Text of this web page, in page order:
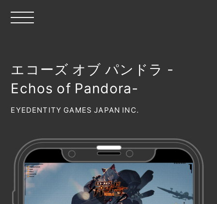
エコーズ オブ パンドラ -
Echos of Pandora-
EYEDENTITY GAMES JAPAN INC.